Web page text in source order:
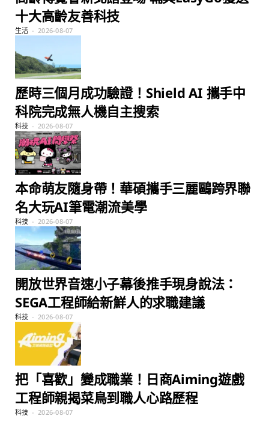
十大高齡友善科技
生活 2026-08-07
歷時三個月成功驗證！Shield AI 攜手中
科院完成無人機自主搜索
科技 2026-08-07
本命萌友隨身帶！華碩攜手三麗鷗跨界聯
名大玩AI筆電潮流美學
科技 2026-08-07
開放世界音速小子幕後推手現身說法：
SEGA工程師給新鮮人的求職建議
科技 2026-08-07
把「喜歡」變成職業！日商Aiming遊戲
工程師親揭菜鳥到職人心路歷程
科技 2026-08-07